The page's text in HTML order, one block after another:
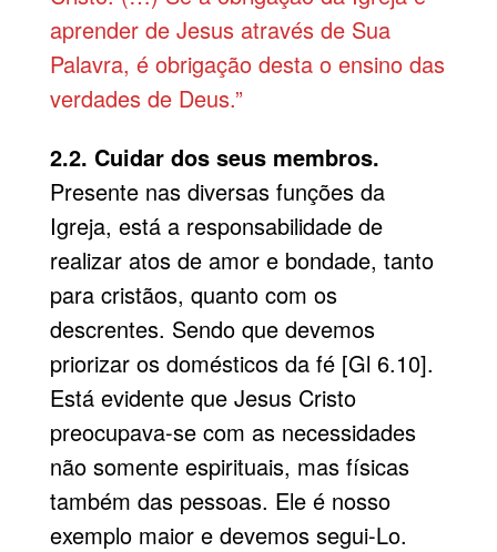
aprender de Jesus através de Sua
Palavra, é obrigação desta o ensino das
verdades de Deus.”
2.2. Cuidar dos seus membros.
Presente nas diversas funções da
Igreja, está a responsabilidade de
realizar atos de amor e bondade, tanto
para cristãos, quanto com os
descrentes. Sendo que devemos
priorizar os domésticos da fé [Gl 6.10].
Está evidente que Jesus Cristo
preocupava-se com as necessidades
não somente espirituais, mas físicas
também das pessoas. Ele é nosso
exemplo maior e devemos segui-Lo.